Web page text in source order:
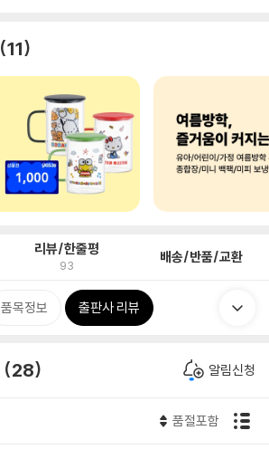
11
리뷰/한줄평
93 배송/반품/교환
품목정보 출판사 리뷰
28 알림신청
품절포함